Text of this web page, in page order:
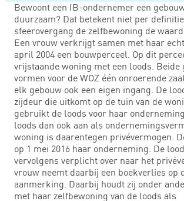
Bewoont een IB-ondernemer een
duurzaam? Dat betekent niet per
sfeerovergang de zelfbewoning de
Een vrouw verkrijgt samen met haar
april 2004 een bouwperceel. Op dit
vrijstaande woning met een loods. Beide
vormen voor de WOZ één onroerende
elk gebouw ook een eigen ingang. De
zijdeur die uitkomt op de tuin van de
gebruikt de loods voor haar
loods dan ook aan als
woning is daarentegen privévermogen.
op 1 mei 2016 haar onderneming. De
vervolgens verplicht over naar het
vrouw neemt daarbij een boekverlies op
aanmerking. Daarbij houdt zij onder
met haar zelfbewoning van de loods als